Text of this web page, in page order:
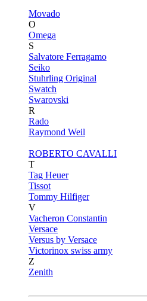
Movado
O
Omega
S
Salvatore Ferragamo
Seiko
Stuhrling Original
Swatch
Swarovski
R
Rado
Raymond Weil
ROBERTO CAVALLI
T
Tag Heuer
Tissot
Tommy Hilfiger
V
Vacheron Constantin
Versace
Versus by Versace
Victorinox swiss army
Z
Zenith